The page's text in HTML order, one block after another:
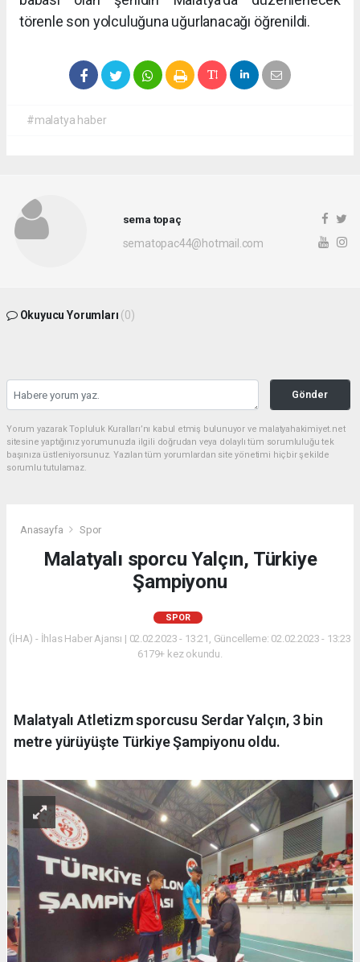
törenle son yolculuğuna uğurlanacağı öğrenildi.
#malatya haber
sema topaç
sematopac44@hotmail.com
Okuyucu Yorumları (0)
Gönder
Yorum yazarak Topluluk Kuralları’nı kabul etmiş bulunuyor ve malatyahakimiyet.net
sitesine yaptığınız yorumunuzla ilgili doğrudan veya dolaylı tüm sorumluluğu tek
başınıza üstleniyorsunuz. Yazılan tüm yorumlardan site yönetimi hiçbir şekilde
sorumlu tutulamaz.
Anasayfa Spor
Malatyalı sporcu Yalçın, Türkiye
Şampiyonu
SPOR
(İHA) - İhlas Haber Ajansı | 02.02.2023 - 13:21, Güncelleme: 02.02.2023 - 13:23
6179+ kez okundu.
Malatyalı Atletizm sporcusu Serdar Yalçın, 3 bin
metre yürüyüşte Türkiye Şampiyonu oldu.